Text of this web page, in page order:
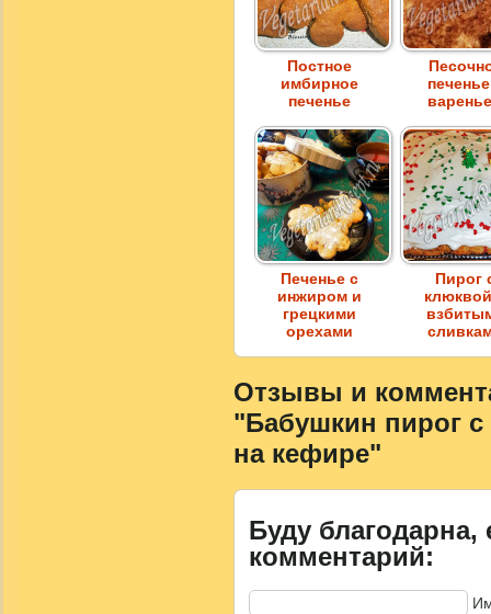
Постное
имбирное
печенье
Печенье с
инжиром и
грецкими
орехами
Пирог
Отзывы и
"Бабушкин пирог с
на кефире"
Буду благодарна,
комментарий: